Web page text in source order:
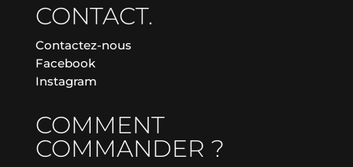
CONTACT.
Contactez-nous
Facebook
Instagram
COMMENT
COMMANDER ?